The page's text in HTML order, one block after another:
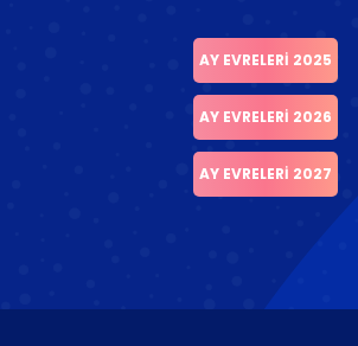
AY EVRELERI 2025
AY EVRELERI 2026
AY EVRELERI 2027